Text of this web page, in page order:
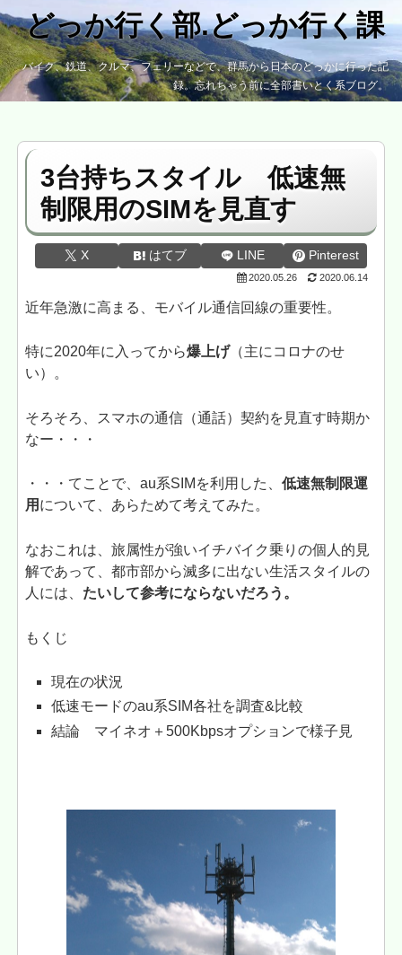
どっか行く部.どっか行く課
バイク、鉄道、クルマ、フェリーなどで、群馬から日本のどっかに行った記
録。忘れちゃう前に全部書いとく系ブログ。
3台持ちスタイル 低速無
制限用のSIMを見直す
X はてブ LINE Pinterest
2020.05.26 2020.06.14
近年急激に高まる、モバイル通信回線の重要性。
特に2020年に入ってから爆上げ（主にコロナのせ
い）。
そろそろ、スマホの通信（通話）契約を見直す時期か
なー・・・
・・・てことで、au系SIMを利用した、低速無制限運
用 について、あらためて考えてみた。
なおこれは、旅属性が強いイチバイク乗りの個人的見
解であって、都市部から滅多に出ない生活スタイルの
人には、 たいして参考にならないだろう。
もくじ
現在の状況
低速モードのau系SIM各社を調査&比較
結論 マイネオ＋500Kbpsオプションで様子見